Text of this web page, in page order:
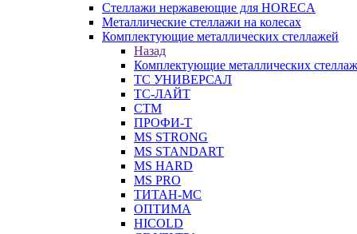
Стеллажи нержавеющие для HORECA
Металлические стеллажи на колесах
Комплектующие металлических стеллажей
Назад
Комплектующие металлических
ТС УНИВЕРСАЛ
ТС-ЛАЙТ
СТМ
ПРОФИ-Т
MS STRONG
MS STANDART
MS HARD
MS PRO
ТИТАН-МС
ОПТИМА
HICOLD